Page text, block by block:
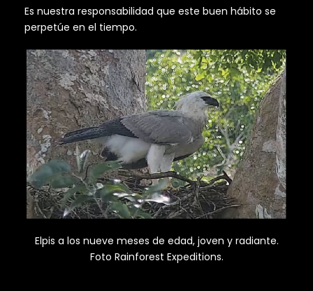
Es nuestra responsabilidad que este buen hábito se
perpetúe en el tiempo.
Elpis a los nueve meses de edad, joven y radiante.
Foto Rainforest Expeditions.